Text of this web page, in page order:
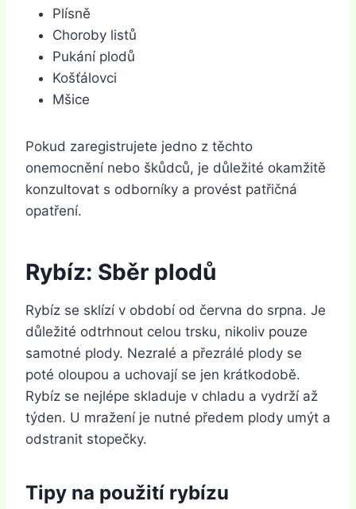
Plísně
Choroby listů
Pukání plodů
Košťálovci
Mšice
Pokud zaregistrujete jedno z těchto
onemocnění nebo škůdců, je důležité okamžitě
konzultovat s odborníky a provést patřičná
opatření.
Rybíz: Sběr plodů
Rybíz se sklízí v období od června do srpna. Je
důležité odtrhnout celou trsku, nikoliv pouze
samotné plody. Nezralé a přezrálé plody se
poté oloupou a uchovají se jen krátkodobě.
Rybíz se nejlépe skladuje v chladu a vydrží až
týden. U mražení je nutné předem plody umýt a
odstranit stopečky.
Tipy na použití rybízu